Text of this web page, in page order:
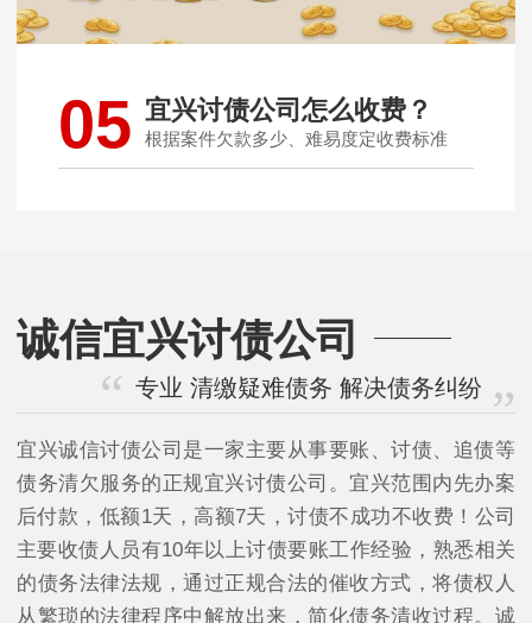
05 宜兴讨债公司怎么收费？
根据案件欠款多少、难易度定收费标准
诚信宜兴讨债公司
专业 清缴疑难债务 解决债务纠纷
宜兴诚信讨债公司是一家主要从事要账、讨债、追债等
债务清欠服务的正规宜兴讨债公司。宜兴范围内先办案
后付款，低额1天，高额7天，讨债不成功不收费！公司
主要收债人员有10年以上讨债要账工作经验，熟悉相关
的债务法律法规，通过正规合法的催收方式，将债权人
从繁琐的法律程序中解放出来，简化债务清收过程。诚